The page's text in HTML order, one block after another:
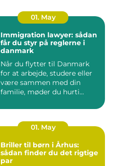
01. May
Immigration lawyer: sådan
får du styr på reglerne i
danmark
Når du flytter til Danmark
for at arbejde, studere eller
være sammen med din
familie, møder du hurti...
01. May
Briller til børn i Århus:
sådan finder du det rigtige
par